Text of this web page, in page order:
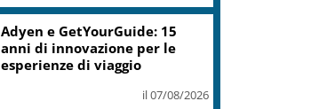
Adyen e GetYourGuide: 15
anni di innovazione per le
esperienze di viaggio
il 07/08/2026